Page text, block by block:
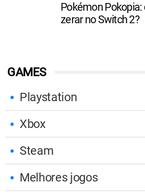
GAMES
Playstation
Xbox
Steam
Melhores jogos
Pokémon
zerar no Switch 2?